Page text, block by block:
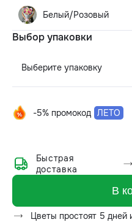
Белый/Розовый
Выбор упаковки
Выберите упаковку
-5% промокод ЛЕТО
Быстрая
доставка
В
Цветы простоят 5 дней